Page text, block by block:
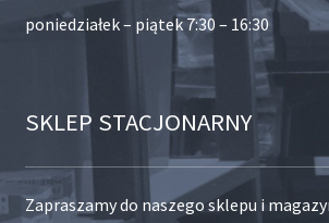
poniedziałek – piątek 7:30 – 16:30
SKLEP STACJONARNY
Zapraszamy do naszego sklepu i